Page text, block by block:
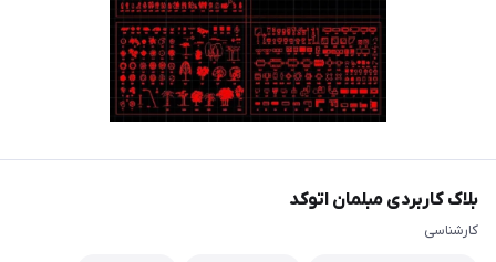
بلاک کاربردی مبلمان اتوکد
کارشناسی